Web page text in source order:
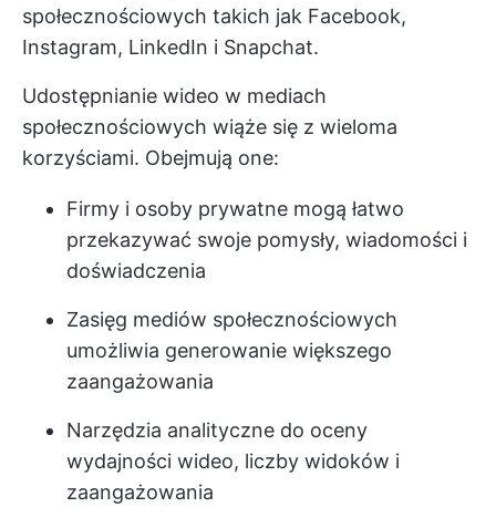
społecznościowych takich jak Facebook,
Instagram, LinkedIn i Snapchat.
Udostępnianie wideo w mediach
społecznościowych wiąże się z wieloma
korzyściami. Obejmują one:
Firmy i osoby prywatne mogą łatwo
przekazywać swoje pomysły, wiadomości i
doświadczenia
Zasięg mediów społecznościowych
umożliwia generowanie większego
zaangażowania
Narzędzia analityczne do oceny
wydajności wideo, liczby widoków i
zaangażowania